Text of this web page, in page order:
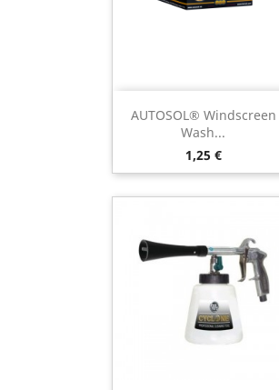
AUTOSOL® Windscreen
Wash...
Preço
1,25 €